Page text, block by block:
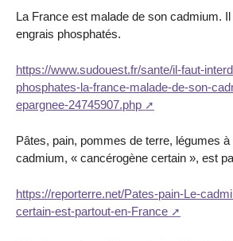
La France est malade de son cadmium.
engrais phosphatés.
https://www.sudouest.fr/sante/il-faut-
phosphates-la-france-malade-de-son-
epargnee-24745907.php
Pâtes, pain, pommes de terre, légumes à
cadmium, « cancérogène certain », est
https://reporterre.net/Pates-pain-Le-
certain-est-partout-en-France